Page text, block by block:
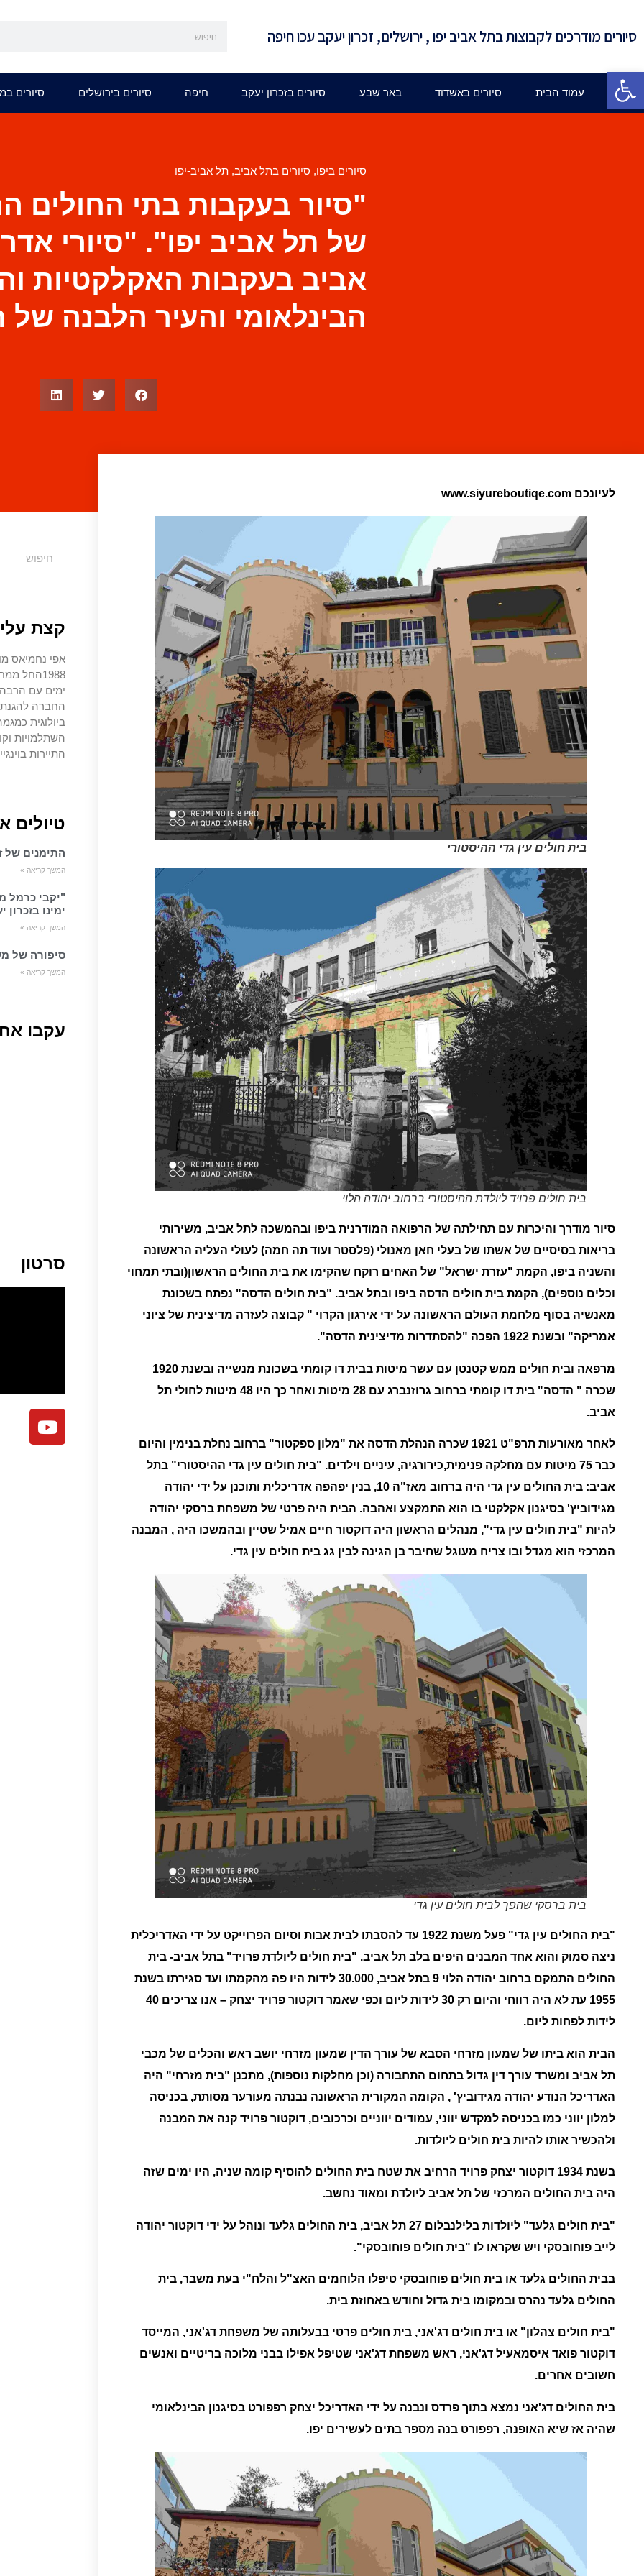
פתח סרגל נגישות
סיורים מודרכים לקבוצות בתל אביב יפו , ירושלים, זכרון יעקב עכו חיפה
עמוד הבית סיורים באשדוד באר שבע סיורים בזכרון יעקב חיפה סיורים בירושלים סיורים
סיורים ביפו, סיורים בתל אביב,תל אביב-יפו
"סיור בעקבות בתי החולים
של תל אביב יפו". "סיורי
אביב בעקבות האקלקטיות
הבינלאומי והעיר הלבנה
לעיונכם www.siyureboutiqe.com
בית חולים עין גדי ההיסטורי
בית חולים פרויד ליולדת ההיסטורי ברחוב יהודה הלוי
סיור מודרך והיכרות עם תחילתה של הרפואה המודרנית ביפו ובהמשכה לתל אביב, משירותי
בריאות בסיסיים של אשתו של בעלי חאן מאנולי (פלסטר ועוד תה חמה) לעולי העליה הראשונה
והשניה ביפו, הקמת "עזרת ישראל" של האחים רוקח שהקימו את בית החולים הראשון(ובתי תמחוי
וכלים נוספים), הקמת בית חולים הדסה ביפו ובתל אביב. "בית חולים הדסה" נפתח בשכונת
מאנשיה בסוף מלחמת העולם הראשונה על ידי אירגון הקרוי " קבוצה לעזרה מדיצינית של ציוני
אמריקה" ובשנת 1922 הפכה "להסתדרות מדיצינית הדסה"
.
מרפאה ובית חולים ממש קטנטן עם עשר מיטות בבית דו קומתי בשכונת מנשייה ובשנת 1920
שכרה " הדסה" בית דו קומתי ברחוב גרוזנברג עם 28 מיטות ואחר כך היו 48 מיטות לחולי תל
אביב.
לאחר מאורעות תרפ"ט 1921 שכרה הנהלת הדסה את " מלון ספקטור" ברחוב נחלת בנימין והיום
כבר 75 מיטות עם מחלקה פנימית,כירורגיה, עיניים וילדים. "
בית חולים עין גדי ההיסטורי" בתל
אביב:
בית החולים עין גדי היה ברחוב מאז"ה 10, בנין יפהפה אדריכלית ותוכנן על ידי יהודה
מגידוביץ' בסיגנון אקלקטי בו הוא התמקצע ואהבה. הבית היה פרטי של משפחת ברסקי יהודה
להיות "בית חולים עין גדי", מנהלים הראשון היה דוקטור חיים אמיל שטיין ובהמשכו היה , המבנה
המרכזי הוא מגדל ובו צריח מעוגל שחיבר בן הגינה לבין גג בית חולים עין גדי.
בית ברסקי שהפך לבית חולים עין גדי
"
בית החולים עין גדי" פעל משנת 1922 עד להסבתו לבית אבות וסיום הפרוייקט על ידי האדריכלית
ניצה סמוק והוא אחד המבנים היפים בלב תל אביב. "בית חולים ליולדת פרויד" בתל אביב- בית
החולים התמקם ברחוב יהודה הלוי 9 בתל אביב
, 30.000 לידות היו פה מהקמתו ועד סגירתו בשנת
1955 עת לא היה רווחי והיום רק 30 לידות ליום וכפי שאמר
דוקטור פרויד יצחק – אנו צריכים 40
לידות לפחות ליום.
הבית הוא ביתו של שמעון מזרחי הסבא של עורך הדין שמעון מזרחי יושב ראש והכלים של מכבי
תל אביב ומשרד עורך דין גדול בתחום התחבורה (וכן מחלקות נוספות), מתכנן "בית מזרחי" היה
האדריכל הנודע יהודה מגידוביץ' , הקומה המקורית הראשונה נבנתה מעורער מסותת, בכניסה
למלון יווני כמו בכניסה למקדש יווני, עמודים יווניים וכרכובים, דוקטור פרויד קנה את המבנה
ולהכשיר אותו להיות בית חולים ליולדות.
בשנת 1934 דוקטור יצחק פרויד הרחיב את שטח בית החולים להוסיף קומה שניה
, היו ימים שזה
היה בית החולים המרכזי של תל אביב ליולדת ומאוד נחשב.
"בית חולים גלעד" ליולדות בלילנבלום 27 תל אביב, בית החולים גלעד ונוהל על ידי דוקטור יהודה
לייב פוחובסקי ויש שקראו לו "בית חולים פוחובסקי".
בבית החולים גלעד או בית חולים פוחובסקי טיפלו הלוחמים האצ"ל והלח"י בעת משבר, בית
החולים גלעד נהרס ובמקומו בית גדול וחודש באחוזת בית.
"בית חולים צהלון" או בית חולים דג'אני, בית חולים פרטי בבעלותה של משפחת דג'אני, המייסד
דוקטור פואד איסמאעיל דג'אני, ראש משפחת דג'אני שטיפל אפילו בבני מלוכה בריטיים ואנשים
חשובים אחרים.
בית החולים דג'אני נמצא בתוך פרדס ונבנה על ידי האדריכל יצחק רפפורט בסיגנון הבינלאומי
שהיה אז שיא האופנה, רפפורט בנה מספר בתים לעשירים יפו.
קצת
אפי נחמיאס
1988החל
ימים עם הרבה
החברה
ביולוגית
השתלמויות
התיירות
טיולים
התימנים של
המשך קריאה »
"יקבי כרמל
ימינו בזכרון
המשך קריאה »
סיפורה של
המשך קריאה »
עקבו
סרטון